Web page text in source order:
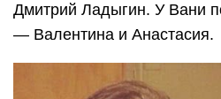
Дмитрий Ладыгин. У Вани
— Валентина и Анастасия.